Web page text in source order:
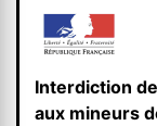
Interdiction
aux mineurs